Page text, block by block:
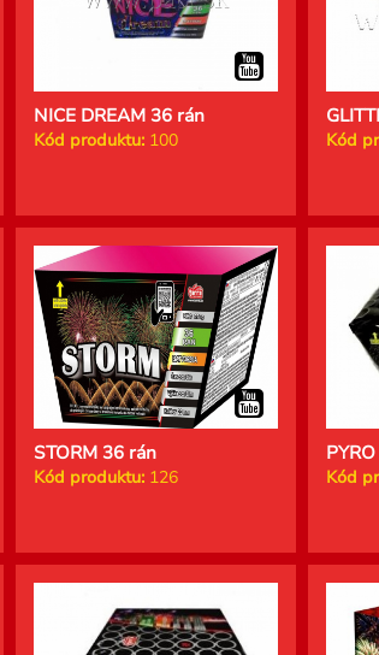
NICE DREAM 36 rán
Kód produktu: 100 Kód
STORM 36 rán
Kód produktu: 126 Kód